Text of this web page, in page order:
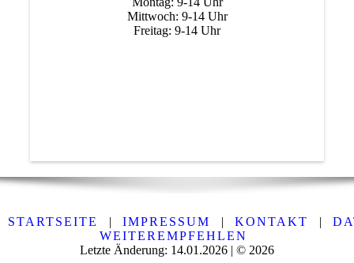
Mittwoch: 9-14 Uhr
Freitag: 9-14 Uhr
STARTSEITE | IMPRESSUM | KONTAKT |
WEITEREMPFEHLEN
Letzte Änderung: 14.01.2026 | © 2026